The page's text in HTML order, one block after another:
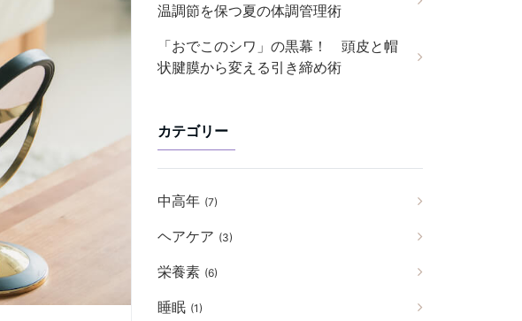
温調節を保つ夏の体調管理術
「おでこのシワ」の黒幕！ 頭皮と帽
状腱膜から変える引き締め術
カテゴリー
中高年 (7)
ヘアケア (3)
栄養素 (6)
睡眠 (1)